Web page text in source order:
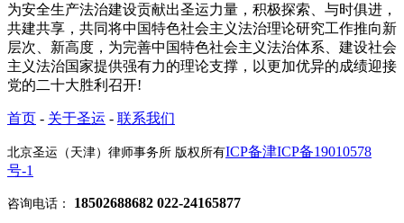
为安全生产法治建设贡献出圣运力量，积极探索、与时俱进，
共建共享，共同将中国特色社会主义法治理论研究工作推向新
层次、新高度，为完善中国特色社会主义法治体系、建设社会
主义法治国家提供强有力的理论支撑，以更加优异的成绩迎接
党的二十大胜利召开!
首页 - 关于圣运 - 联系我们
北京圣运（天津）律师事务所 版权所有ICP备津ICP备19010578
号-1
咨询电话： 18502688682 022-24165877